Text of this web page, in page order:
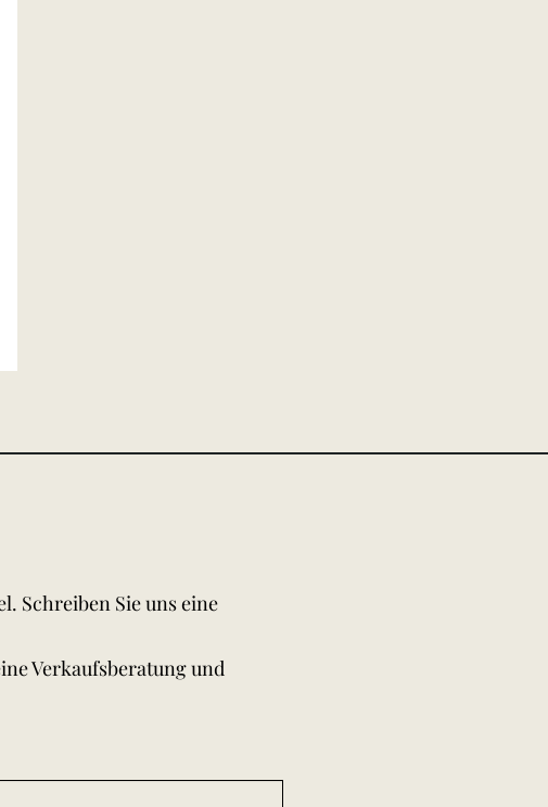
Schreiben Sie uns eine
Verkaufsberatung und